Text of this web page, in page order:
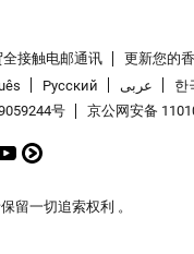
全接触电邮通讯
更新您的
Pусский عربى 한
号 京公网安备
留一切追索权利 。